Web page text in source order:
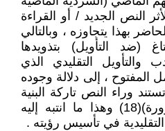
النص الجديد / أو القراءة
بهذا يتجاوزه ، وبالتالي
(ضد التأويل) بتذويدها
والتأويل التقليدي الذي
المفتوح ، إلى دلالة وجوده
وراء النص تاركة البنية
الجمالية منفلتة منها بالضرورة)(18) وهذا ما انتبه إليه
في تأسيس رؤيته .